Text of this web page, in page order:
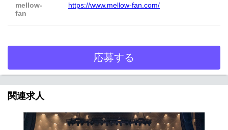
mellow-
fan
https://www.mellow-fan.com/
応募する
関連求人